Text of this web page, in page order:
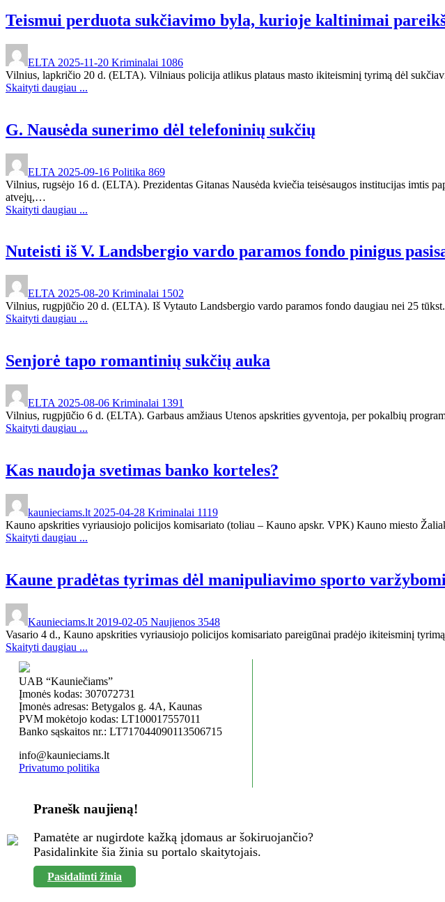
Teismui perduota sukčiavimo byla, kurioje kaltinimai
ELTA 2025-11-20 Kriminalai 1086
Vilnius, lapkričio 20 d. (ELTA). Vilniaus policija atlikus plataus masto ikiteisminį tyrimą dėl
Skaityti daugiau ...
G. Nausėda sunerimo dėl telefoninių sukčių
ELTA 2025-09-16 Politika 869
Vilnius, rugsėjo 16 d. (ELTA). Prezidentas Gitanas Nausėda kviečia teisėsaugos institucijas imtis
atvejų,…
Skaityti daugiau ...
Nuteisti iš V. Landsbergio vardo paramos fondo pinigus
ELTA 2025-08-20 Kriminalai 1502
Vilnius, rugpjūčio 20 d. (ELTA). Iš Vytauto Landsbergio vardo paramos fondo daugiau nei 25
Skaityti daugiau ...
Senjorė tapo romantinių sukčių auka
ELTA 2025-08-06 Kriminalai 1391
Vilnius, rugpjūčio 6 d. (ELTA). Garbaus amžiaus Utenos apskrities gyventoja, per pokalbių
Skaityti daugiau ...
Kas naudoja svetimas banko korteles?
kaunieciams.lt 2025-04-28 Kriminalai 1119
Kauno apskrities vyriausiojo policijos komisariato (toliau – Kauno apskr. VPK) Kauno miesto
Skaityti daugiau ...
Kaune pradėtas tyrimas dėl manipuliavimo sporto
Kaunieciams.lt 2019-02-05 Naujienos 3548
Vasario 4 d., Kauno apskrities vyriausiojo policijos komisariato pareigūnai pradėjo ikiteisminį
Skaityti daugiau ...
UAB “Kauniečiams”
Įmonės kodas: 307072731
Įmonės adresas: Betygalos g. 4A, Kaunas
PVM mokėtojo kodas: LT100017557011
Banko sąskaitos nr.: LT717044090113506715
info@kaunieciams.lt
Privatumo politika
Pranešk naujieną!
Pamatėte ar nugirdote kažką įdomaus ar šokiruojančio?
Pasidalinkite šia žinia su portalo skaitytojais.
Pasidalinti žinia